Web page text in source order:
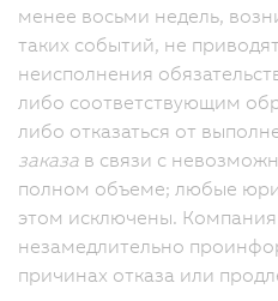
менее восьми недель,
таких событий, не
неисполнения
либо соответствующим
либо отказаться от
заказа в связи с
полном объеме; любые
этом исключены. Компания
незамедлительно
причинах отказа или